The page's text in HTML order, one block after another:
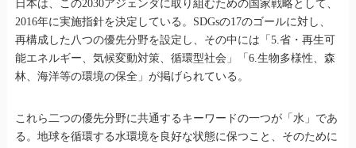
日本は、この2030アジェンダに取り組むための国家戦略として、
2016年に実施指針を決定している。SDGsの17のゴールに対し、
再構成した八つの優先分野を設定し、その中には「5.省・再生可
能エネルギー、気候変動対策、循環型社会」「6.生物多様性、森
林、海洋等の環境の保全」が掲げられている。
これら二つの優先分野に共通するキーワードの一つが「水」であ
る。地球を循環する水環境を良好な状態に保つこと、そのために